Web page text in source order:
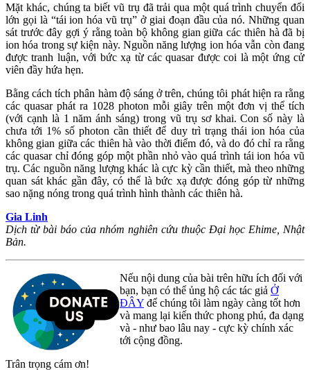
Mặt khác, chúng ta biết vũ trụ đã trải qua một quá trình chuyển đổi
lớn gọi là “tái ion hóa vũ trụ” ở giai đoạn đầu của nó. Những quan
sát trước đây gợi ý rằng toàn bộ không gian giữa các thiên hà đã bị
ion hóa trong sự kiện này. Nguồn năng lượng ion hóa vẫn còn đang
được tranh luận, với bức xạ từ các quasar được coi là một ứng cử
viên đầy hứa hẹn.
Bằng cách tích phân hàm độ sáng ở trên, chúng tôi phát hiện ra rằng
các quasar phát ra 1028 photon mỗi giây trên một đơn vị thể tích
(với cạnh là 1 năm ánh sáng) trong vũ trụ sơ khai. Con số này là
chưa tới 1% số photon cần thiết để duy trì trạng thái ion hóa của
không gian giữa các thiên hà vào thời điểm đó, và do đó chỉ ra rằng
các quasar chỉ đóng góp một phần nhỏ vào quá trình tái ion hóa vũ
trụ. Các nguồn năng lượng khác là cực kỳ cần thiết, mà theo những
quan sát khác gần đây, có thể là bức xạ được đóng góp từ những
sao nặng nóng trong quá trình hình thành các thiên hà.
Gia Linh
Dịch từ bài báo của nhóm nghiên cứu thuộc Đại học Ehime, Nhật
Bản.
Nếu nội dung của bài trên hữu ích đối với
bạn, bạn có thể ủng hộ các tác giả Ở
ĐÂY để chúng tôi làm ngày càng tốt hơn
và mang lại kiến thức phong phú, đa dạng
và - như bao lâu nay - cực kỳ chính xác
tới cộng đồng.
Trân trọng cám ơn!